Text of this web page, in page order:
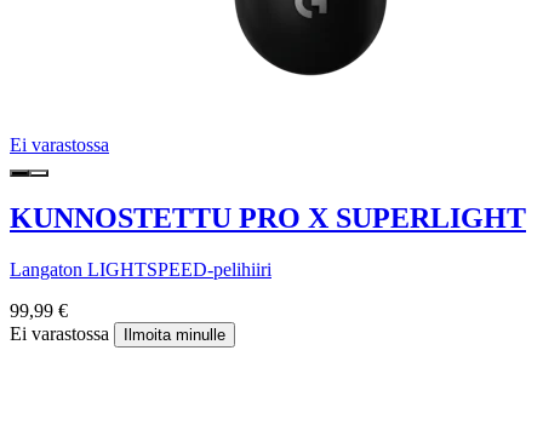
Ei varastossa
KUNNOSTETTU PRO X SUPERLIGHT
Langaton LIGHTSPEED-pelihiiri
99,99 €
Ei varastossa
Ilmoita minulle